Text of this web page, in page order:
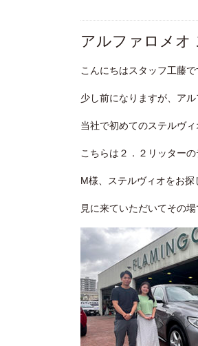
アルファロメオ
こんにちはスタッフ工藤で
少し前になりますが、ア
当社で初めてのステルヴィ
こちらは２．２リッター
M様、ステルヴィオをお
見に来ていただいてその